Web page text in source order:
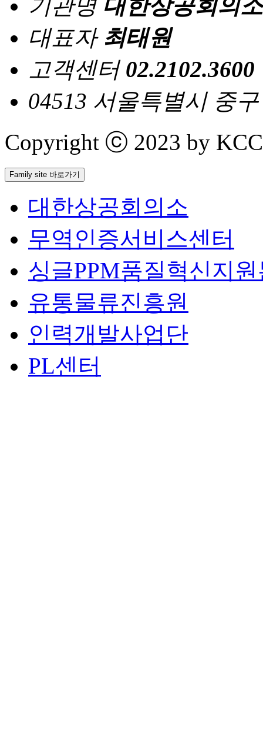
기관명 대한상공회의소
대표자 최태원
고객센터 02.2102.3600
04513 서울특별시 중
Copyright ⓒ 2023 by
Family site 바로가기
대한상공회의소
무역인증서비스센터
싱글PPM품질혁신지
유통물류진흥원
인력개발사업단
PL센터